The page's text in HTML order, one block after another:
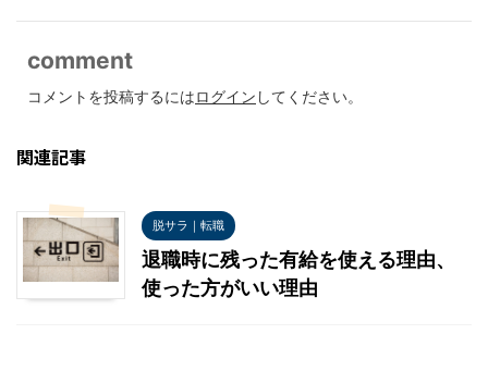
comment
コメントを投稿するにはログイン してください。
関連記事
脱サラ｜転職
退職時に残った有給を使える理由、
使った方がいい理由